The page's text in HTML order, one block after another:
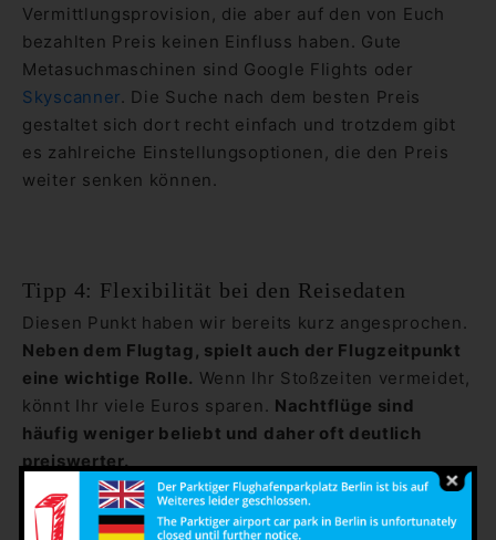
Vermittlungsprovision, die aber auf den von Euch
bezahlten Preis keinen Einfluss haben. Gute
Metasuchmaschinen sind Google Flights oder
Skyscanner. Die Suche nach dem besten Preis
gestaltet sich dort recht einfach und trotzdem gibt
es zahlreiche Einstellungsoptionen, die den Preis
weiter senken können.
Tipp 4: Flexibilität bei den Reisedaten
Diesen Punkt haben wir bereits kurz angesprochen.
Neben dem Flugtag, spielt auch der Flugzeitpunkt
eine wichtige Rolle. Wenn Ihr Stoßzeiten vermeidet,
könnt Ihr viele Euros sparen. Nachtflüge sind
häufig weniger beliebt und daher oft deutlich
preiswerter.
Viel Einsparungspotential ergibt sich auch, wenn
Ihr einen Zwischenstopp akzeptiert.Direktflüge